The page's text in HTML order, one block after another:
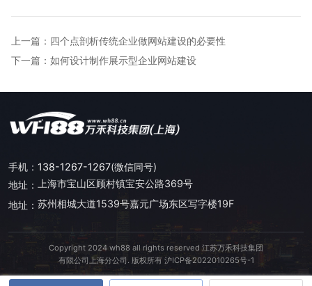
上一篇： 四个点剖析传统企业做网站建设的必要性
下一篇： 如何设计制作展示型企业网站建设
手机： 138-1267-1267(微信同号)
地址： 上海市宝山区顾村镇宝安公路369号
地址：苏州相城大道1539号嘉元广场东区写字楼19F
Copyright 2024 wh88 all rights reserved 江苏万禾科技集团
有限公司上海分公司. 版权所有 沪ICP备2022010265号-1